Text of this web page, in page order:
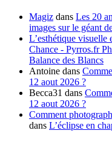
Magiz dans Les 20
images sur le géant
L’esthétique
Chance - Pyrros.fr
Balance des Blancs
Antoine dans
12 aout 2026 ?
Becca31 dans
12 aout 2026 ?
Comment
dans L’éclipse en